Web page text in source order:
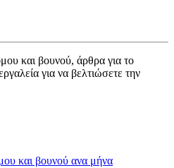
και βουνού, άρθρα για το
για να βελτιώσετε την
και βουνού ανα μήνα